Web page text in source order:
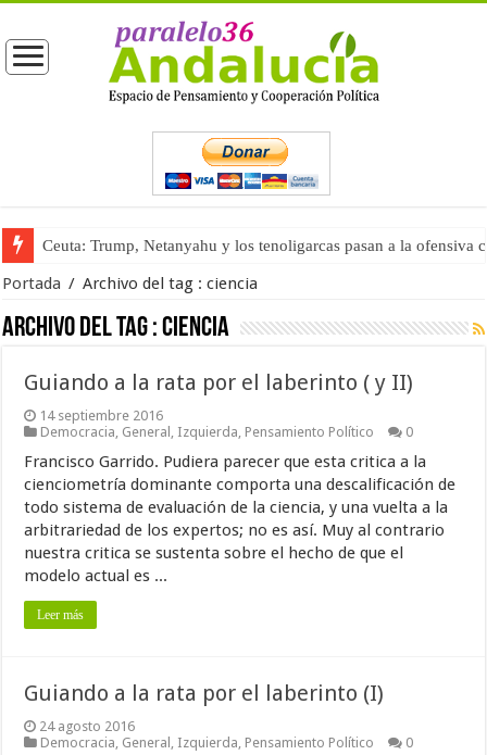
Ceuta: Trump, Netanyahu y los tenoligarcas pasan a la ofensiva
Portada / Archivo del tag :ciencia
Archivo del tag :ciencia
Guiando a la rata por el laberinto ( y II)
14 septiembre 2016
Democracia, General , Izquierda, Pensamiento Político 0
Francisco Garrido. Pudiera parecer que esta critica a la
cienciometría dominante comporta una descalificación de
todo sistema de evaluación de la ciencia, y una vuelta a la
arbitrariedad de los expertos; no es así. Muy al contrario
nuestra critica se sustenta sobre el hecho de que el
modelo actual es ...
Leer más
Guiando a la rata por el laberinto (I)
24 agosto 2016
Democracia, General , Izquierda, Pensamiento Político 0